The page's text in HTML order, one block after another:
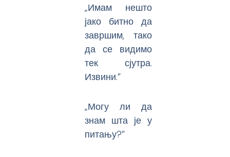
„Имам нешто
јако битно да
завршим, тако
да се видимо
тек сјутра.
Извини.”
„Могу ли да
знам шта је у
питању?”